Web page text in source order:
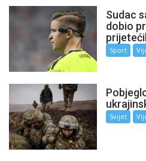
Sudac
dobio
Sport
Svijet